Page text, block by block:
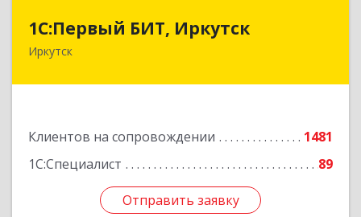
1С:Первый БИТ, Иркутск
Иркутск
Клиентов на сопровождении
1481
1С:Специалист
89
Отправить заявку
1С:Первый БИТ, Иркутск
664007, Иркутская обл, Иркутск г, Декабрьских
Отправить заявку